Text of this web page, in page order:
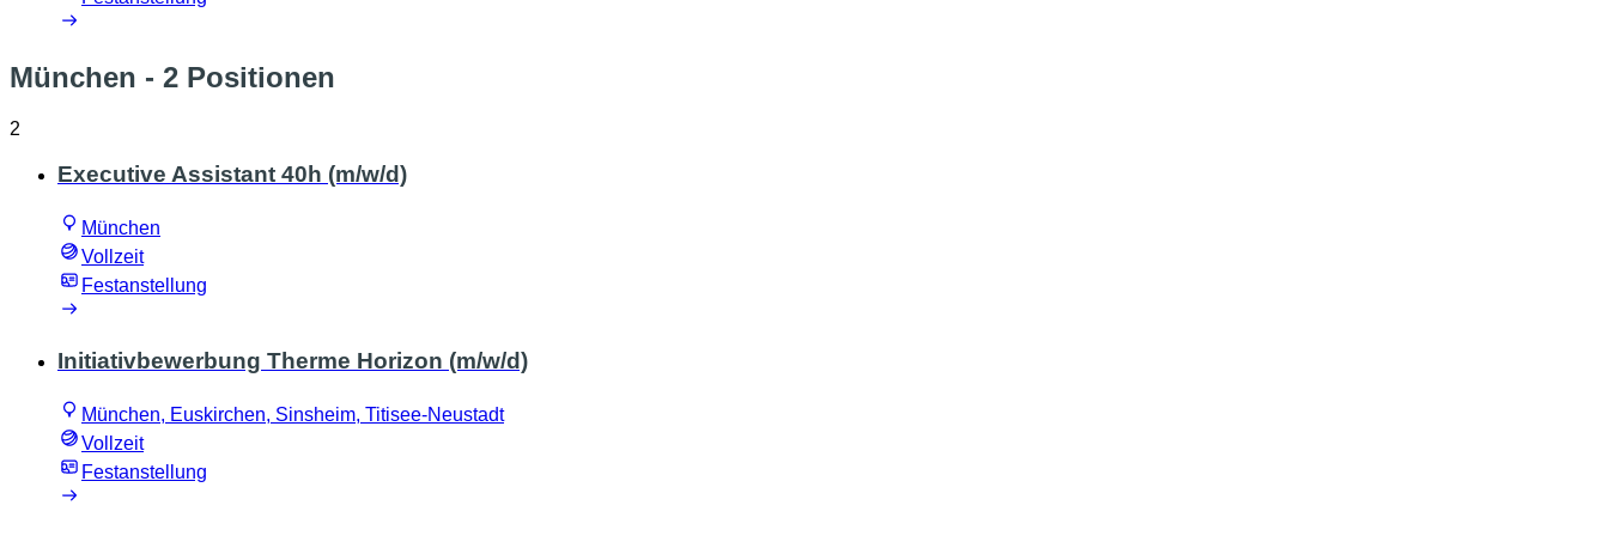
München - 2 Positionen
2
Executive Assistant 40h (m/w/d)
München
Vollzeit
Festanstellung
Initiativbewerbung Therme Horizon (m/w/d)
München, Euskirchen, Sinsheim, Titisee-Neustadt
Vollzeit
Festanstellung